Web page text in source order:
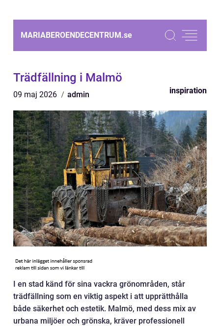
MARIABEROENDECENTRUM.se
Trädfällning i Malmö
09 maj 2026 admin inspiration
I en stad känd för sina vackra grönområden, står
trädfällning som en viktig aspekt i att upprätthålla
både säkerhet och estetik. Malmö, med dess mix av
urbana miljöer och grönska, kräver professionell